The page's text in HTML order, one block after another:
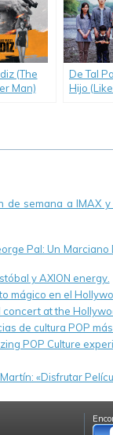
(The
Man)
De Tal
Hijo
de semana a IMAX
Pal: Un
y AXION energy.
mágico en el
at the
de cultura POP
POP Culture
«Disfrutar